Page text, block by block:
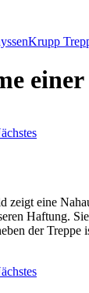
zeigt eine
Haftung.
der Treppe